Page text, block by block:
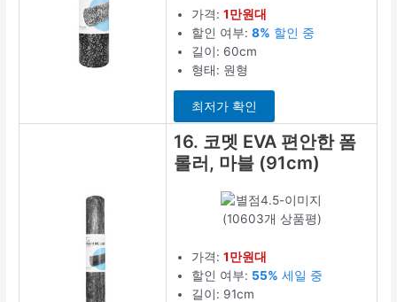
가격:1만원대
할인 여부:8% 할인 중
길이: 60cm
형태: 원형
최저가 확인
16. 코멧 EVA 편안한 폼
롤러, 마블 (91cm)
(10603개 상품평)
가격:1만원대
할인 여부: 55% 세일 중
길이: 91cm